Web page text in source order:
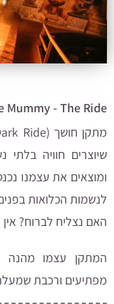
Mummy - The Ride:
ומוצאים את עצמנו
לנשמות הכלואות
האם נצליח לברוח?
המתקן עצמו
מפתיעים ורכבת